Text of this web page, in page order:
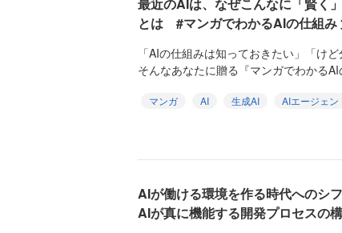
とは #マンガでわかるAIの仕組み
「AIの仕組みは知っておきたい」「け
そんなあなたに贈る『マンガでわかる
マンガ AI 生成AI AIエージェン
AIが働ける環境を作る時代へのシ
AIが真に機能する開発プロセスの